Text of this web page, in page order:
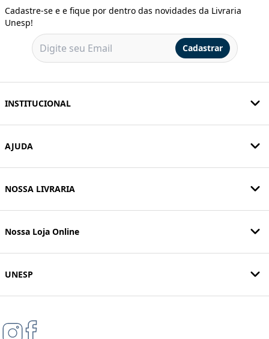
Cadastre-se e e fique por dentro das novidades da Livraria
Unesp!
Cadastrar
INSTITUCIONAL
AJUDA
NOSSA LIVRARIA
Nossa Loja Online
UNESP